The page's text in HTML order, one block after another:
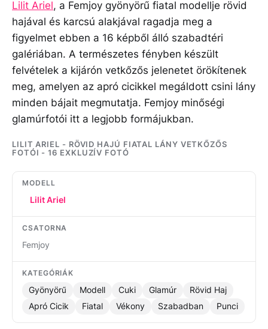
Lilit Ariel, a Femjoy gyönyörű fiatal modellje rövid
hajával és karcsú alakjával ragadja meg a
figyelmet ebben a 16 képből álló szabadtéri
galériában. A természetes fényben készült
felvételek a kijárón vetkőzős jelenetet örökítenek
meg, amelyen az apró cicikkel megáldott csini lány
minden bájait megmutatja. Femjoy minőségi
glamúrfotói itt a legjobb formájukban.
LILIT ARIEL - RÖVID HAJÚ FIATAL LÁNY VETKŐZŐS
FOTÓI - 16 EXKLUZÍV FOTÓ
MODELL
Lilit Ariel
CSATORNA
Femjoy
KATEGÓRIÁK
Gyönyörű Modell Cuki Glamúr
Rövid Haj
Apró Cicik
Fiatal Vékony Szabadban Punci